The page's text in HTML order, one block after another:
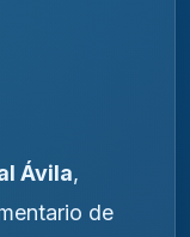
Ávila,
de